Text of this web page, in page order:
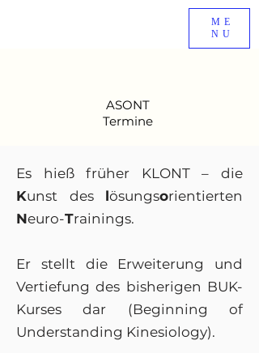
ME
NU
ASONT
Termine
​​Es hieß früher KLONT – die
Kunst des lösungsorientierten
Neuro-Trainings.
Er stellt die Erweiterung und
Vertiefung des bisherigen BUK-
Kurses dar (Beginning of
Understanding Kinesiology).